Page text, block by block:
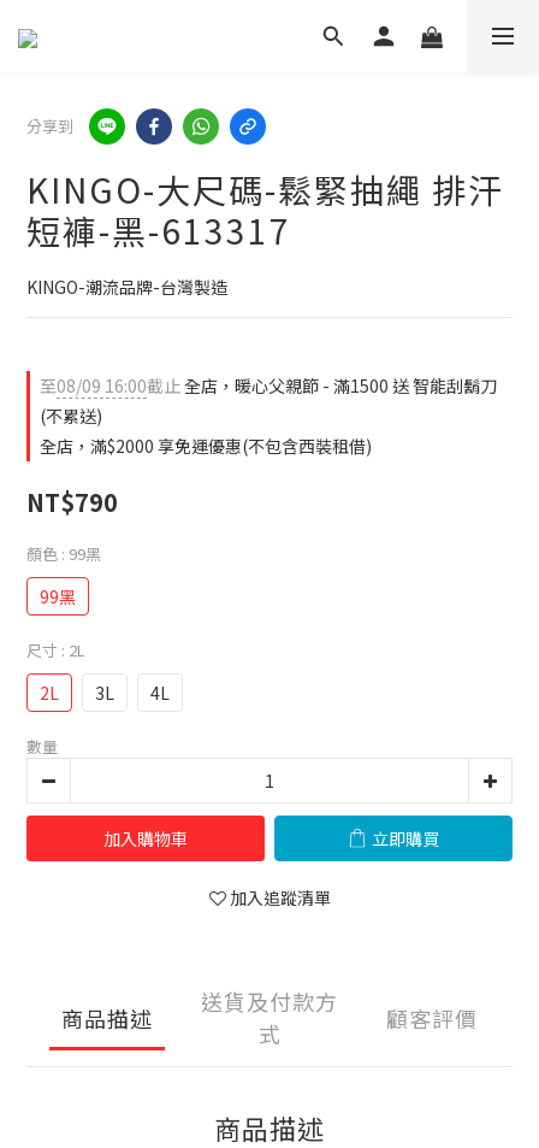
分享到
KINGO-大尺碼-鬆緊抽繩 排汗
短褲-黑-613317
KINGO-潮流品牌-台灣製造
至08/09 16:00截止全店，暖心父親節 - 滿1500 送 智能刮鬍刀
(不累送)
全店，滿$2000 享免運優惠(不包含西裝租借)
NT$790
顏色 : 99黑
99黑
尺寸 : 2L
2L 3L 4L
數量
加入購物車 立即購買
加入追蹤清單
商品描述
送貨及付款方
式
顧客評價
商品描述